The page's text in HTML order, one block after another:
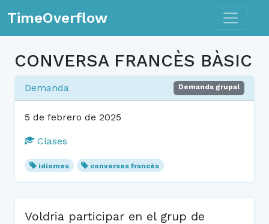
TimeOverflow Toggle
CONVERSA FRANCÈS BÀSIC
Demanda Demanda grupal
5 de febrero de 2025
Clases
idiomes converses francès
Voldria participar en el grup de